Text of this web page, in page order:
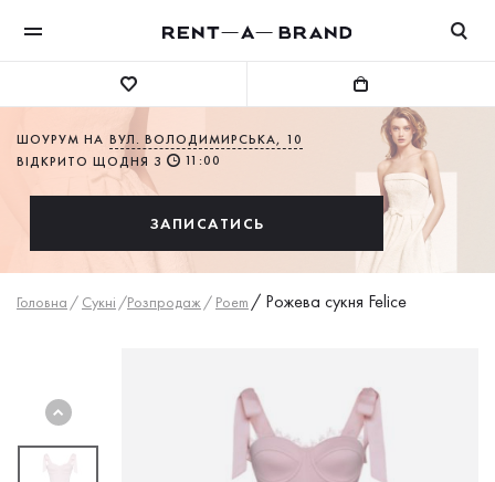
ШОУРУМ НА ВУЛ. ВОЛОДИМИРСЬКА, 10
ВІДКРИТО ЩОДНЯ З
11:00
ЗАПИСАТИСЬ
Головна / Сукнi /Розпродаж / Poem / Рожева сукня Felice